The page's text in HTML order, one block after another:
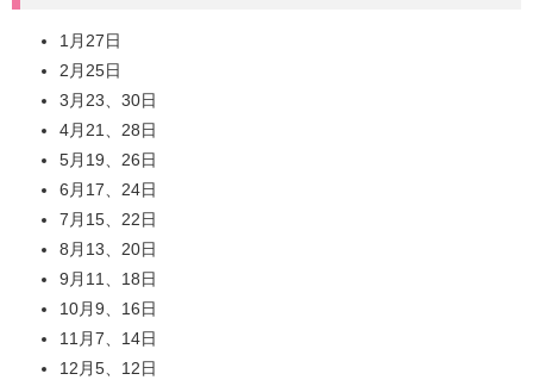
1月27日
2月25日
3月23、30日
4月21、28日
5月19、26日
6月17、24日
7月15、22日
8月13、20日
9月11、18日
10月9、16日
11月7、14日
12月5、12日